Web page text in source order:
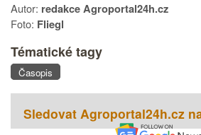
Autor: redakce Agroportal24h.cz
Foto: Fliegl
Tématické tagy
Časopis
Sledovat Agroportal24h.cz